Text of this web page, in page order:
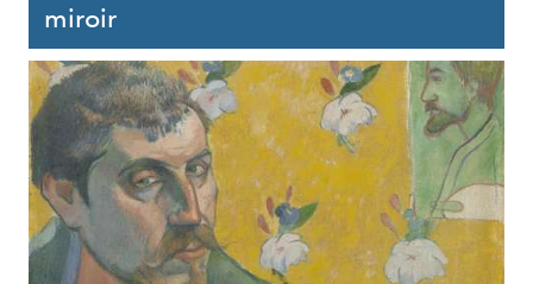
miroir